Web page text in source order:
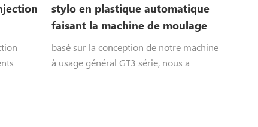
stylo en plastique automatique
faisant la machine de moulage
par injection
basé sur la conception de notre machine
à usage général GT3 série, nous a